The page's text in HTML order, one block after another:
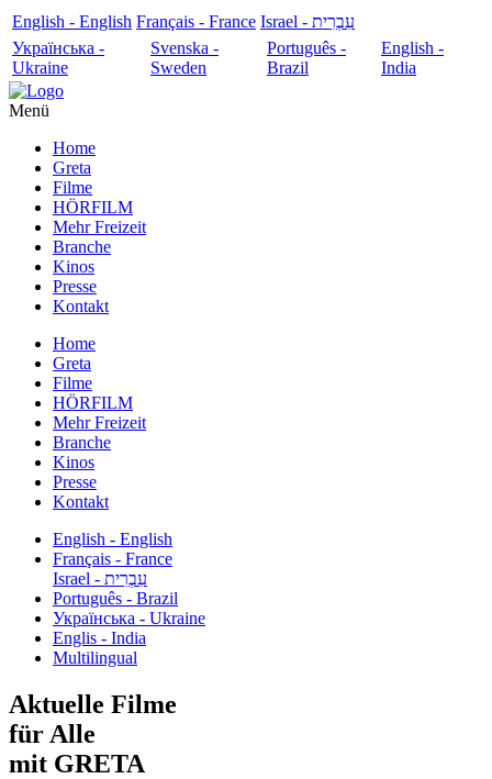
English - English Français - France
עִבְרִית - Israel
Українська -
Ukraine
Svenska -
Sweden
Português -
Brazil
English -
India
Menü
Home
Greta
Filme
HÖRFILM
Mehr Freizeit
Branche
Kinos
Presse
Kontakt
Home
Greta
Filme
HÖRFILM
Mehr Freizeit
Branche
Kinos
Presse
Kontakt
English - English
Français - France
עִבְרִית - Israel
Português - Brazil
Українська - Ukraine
Englis - India
Multilingual
Aktuelle Filme
für Alle
mit GRETA